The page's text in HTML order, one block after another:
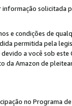
solicitada
e condições de
permitida pela
a você sob
da Amazon de
no Programa